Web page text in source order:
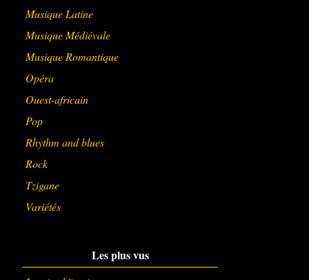
Musique Latine
Musique Médiévale
Musique Romantique
Opéra
Ouest-africain
Pop
Rhythm and blues
Rock
Tzigane
Variétés
Les plus vus